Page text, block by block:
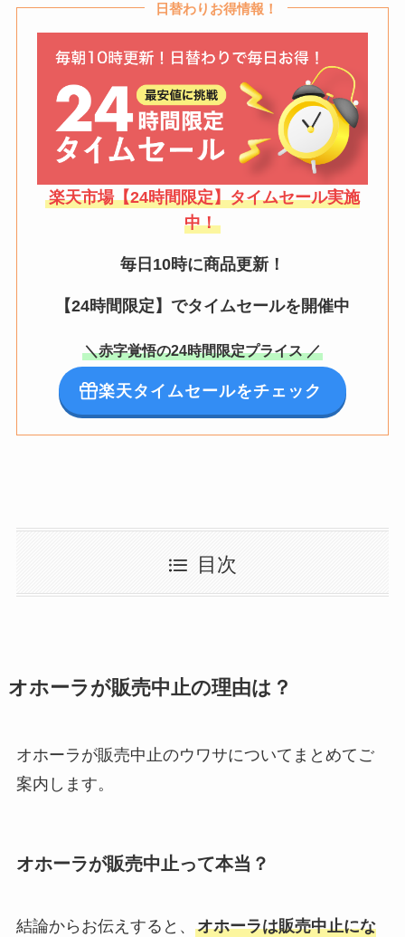
日替わりお得情報！
楽天市場【24時間限定】タイムセール実施
中！
毎日10時に商品更新！
【24時間限定】でタイムセールを開催中
＼赤字覚悟の24時間限定プライス ／
楽天タイムセールをチェック
目次
オホーラが販売中止の理由は？
オホーラが販売中止のウワサについてまとめてご
案内します。
オホーラが販売中止って本当？
結論からお伝えすると、 オホーラは販売中止にな